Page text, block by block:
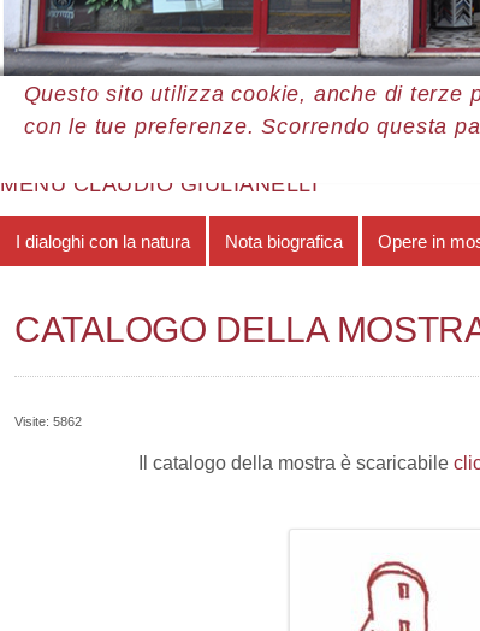
Questo sito utilizza cookie, anche di
con le tue preferenze. Scorrendo questa
Sei qui: Home Le mostre Mostre 2018 Claudio
MENÙ CLAUDIO GIULIANELLI
I dialoghi con la natura Nota biografica Opere in
CATALOGO DELLA
Visite: 5862
Il catalogo della mostra è scaricabile